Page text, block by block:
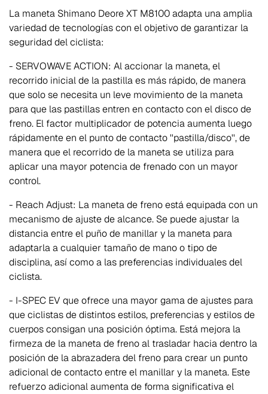
La maneta Shimano Deore XT M8100 adapta una amplia
variedad de tecnologías con el objetivo de garantizar la
seguridad del ciclista:
- SERVOWAVE ACTION: Al accionar la maneta, el
recorrido inicial de la pastilla es más rápido, de manera
que solo se necesita un leve movimiento de la maneta
para que las pastillas entren en contacto con el disco de
freno. El factor multiplicador de potencia aumenta luego
rápidamente en el punto de contacto ''pastilla/disco'', de
manera que el recorrido de la maneta se utiliza para
aplicar una mayor potencia de frenado con un mayor
control.
- Reach Adjust: La maneta de freno está equipada con un
mecanismo de ajuste de alcance. Se puede ajustar la
distancia entre el puño de manillar y la maneta para
adaptarla a cualquier tamaño de mano o tipo de
disciplina, así como a las preferencias individuales del
ciclista.
- I-SPEC EV que ofrece una mayor gama de ajustes para
que ciclistas de distintos estilos, preferencias y estilos de
cuerpos consigan una posición óptima. Está mejora la
firmeza de la maneta de freno al trasladar hacia dentro la
posición de la abrazadera del freno para crear un punto
adicional de contacto entre el manillar y la maneta. Este
refuerzo adicional aumenta de forma significativa el